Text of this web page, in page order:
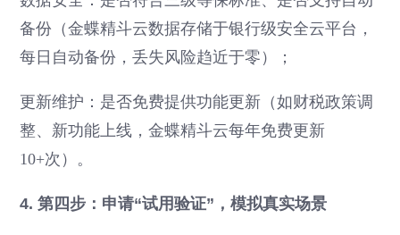
备份（金蝶精斗云数据存储于银行级安全云平台，
每日自动备份，丢失风险趋近于零）；
更新维护：是否免费提供功能更新（如财税政策调
整、新功能上线，金蝶精斗云每年免费更新
10+次）。
4. 第四步：申请“试用验证”，模拟真实场景